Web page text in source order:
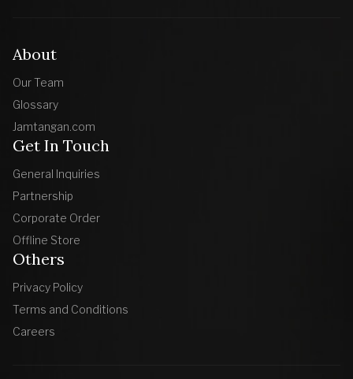
About
Our Team
Glossary
Jamtangan.com
Get In Touch
General Inquiries
Partnership
Corporate Order
Offline Store
Others
Privacy Policy
Terms and Conditions
Careers